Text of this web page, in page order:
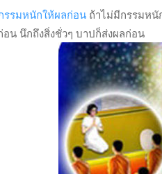
รรมหนักให้ผลก่อน ถ้าไม่มีกรรมหนั
อน นึกถึงสิ่งชั่วๆ บาปก็ส่งผลก่อน